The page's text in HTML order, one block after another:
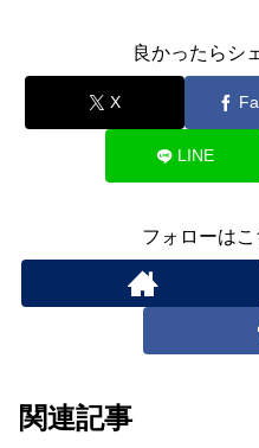
良かったらシ
X
LINE
フォローは
関連記事